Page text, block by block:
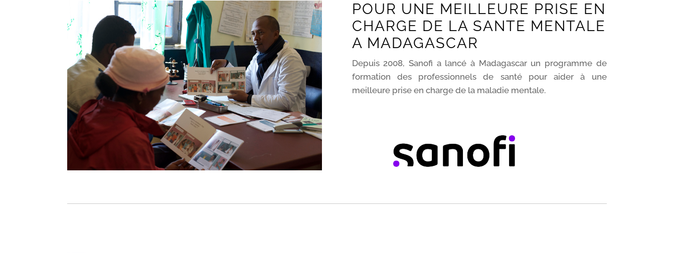
POUR UNE MEILLEURE PRISE EN
CHARGE DE LA SANTE MENTALE
A MADAGASCAR
Depuis 2008, Sanofi a lancé à Madagascar un programme de
formation des professionnels de santé pour aider à une
meilleure prise en charge de la maladie mentale.